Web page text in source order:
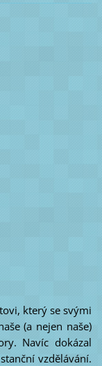
který se svými
(a nejen naše)
Navíc dokázal
vzdělávání.